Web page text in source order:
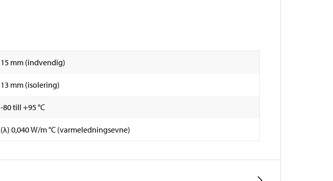
15 mm (indvendig)
13 mm (isolering)
-80 till +95 °C
(λ) 0,040 W/m °C (varmeledningsevne)